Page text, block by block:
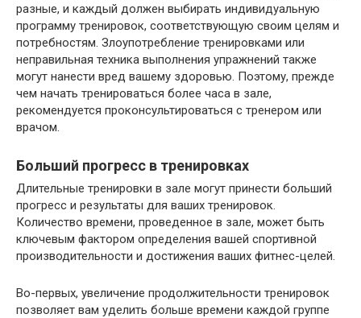
разные, и каждый должен выбирать индивидуальную
программу тренировок, соответствующую своим целям и
потребностям. Злоупотребление тренировками или
неправильная техника выполнения упражнений также
могут нанести вред вашему здоровью. Поэтому, прежде
чем начать тренироваться более часа в зале,
рекомендуется проконсультироваться с тренером или
врачом.
Больший прогресс в тренировках
Длительные тренировки в зале могут принести больший
прогресс и результаты для ваших тренировок.
Количество времени, проведенное в зале, может быть
ключевым фактором определения вашей спортивной
производительности и достижения ваших фитнес-целей.
Во-первых, увеличение продолжительности тренировок
позволяет вам уделить больше времени каждой группе